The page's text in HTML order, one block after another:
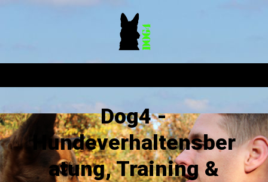
Dog4 -
Hundeverhaltensber
atung, Training &